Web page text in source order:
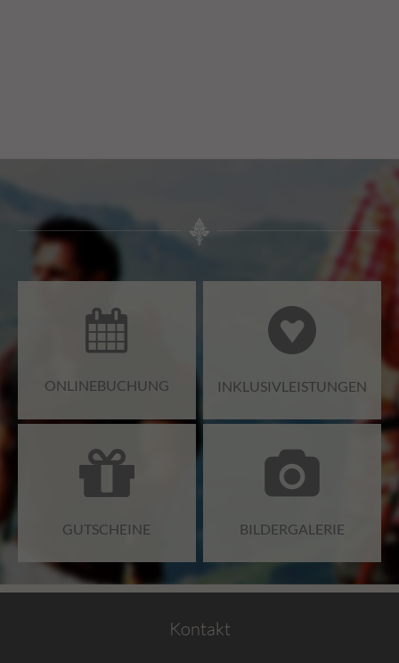
ONLINEBUCHUNG INKLUSIVLEISTUNGEN
GUTSCHEINE BILDERGALERIE
Kontakt